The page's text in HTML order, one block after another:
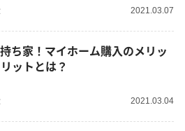
2021.03.07
ち家！マイホーム購入のメリッ
リットとは？
2021.03.04